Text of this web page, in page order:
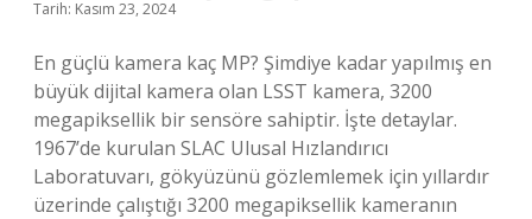
Tarih: Kasım 23, 2024
En güçlü kamera kaç MP? Şimdiye kadar yapılmış en
büyük dijital kamera olan LSST kamera, 3200
megapiksellik bir sensöre sahiptir. İşte detaylar.
1967’de kurulan SLAC Ulusal Hızlandırıcı
Laboratuvarı, gökyüzünü gözlemlemek için yıllardır
üzerinde çalıştığı 3200 megapiksellik kameranın